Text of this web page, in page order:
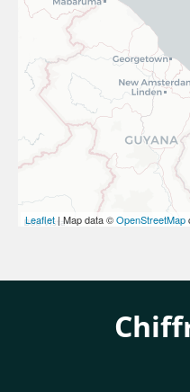
Leaflet| Map data ©OpenStreetMap